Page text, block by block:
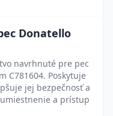
Donatello
navrhnuté pre pec
C781604. Poskytuje
jej bezpečnosť a
a prístup